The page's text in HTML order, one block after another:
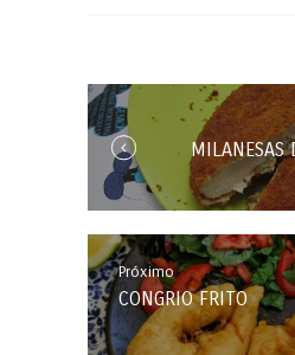
entradas
MILANESAS
PróximoPróxima
Entrada:
CONGRIO FRITO